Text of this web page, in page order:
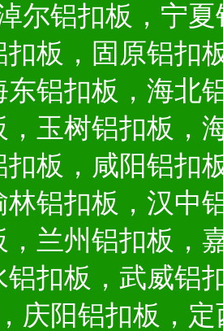
尔铝扣板，宁
扣板，固原铝扣
东铝扣板，海北
，玉树铝扣板，
扣板，咸阳铝扣
林铝扣板，汉中
，兰州铝扣板，
铝扣板，武威铝
庆阳铝扣板，